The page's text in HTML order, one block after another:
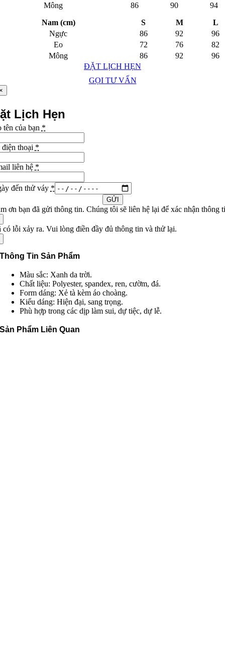
Mông 86 90
94
Nam (cm)
S M
L
Ngực
86 92
96
Eo
72 76
82
Mông
86 92
96
ĐẶT LỊCH HẸN
GỌI TƯ VẤN
Lịch Hẹn
tên của bạn *
điện thoại *
liên hệ *
đến thử váy *
GỬI
ơn bạn đã gửi thông tin. Chúng tôi sẽ liên hệ lại để xác nhận thông
có lỗi xảy ra. Vui lòng điền đầy đủ thông tin và thử lại.
Thông Tin Sản Phẩm
Màu sắc: Xanh da trời.
Chất liệu: Polyester, spandex, ren, cườm, đá.
Form dáng: Xẻ tà kèm áo choàng.
Kiểu dáng: Hiện đại, sang trọng.
Phù hợp trong các dịp làm sui, dự tiệc, dự lễ.
Sản Phẩm Liên Quan